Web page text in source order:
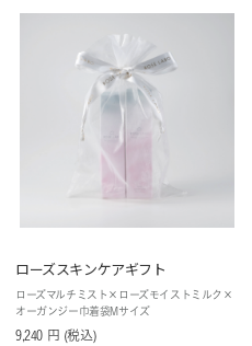
ローズスキンケアギフト
ローズマルチミスト×ローズモイストミルク×
オーガンジー巾着袋Mサイズ
9,240 円 (税込)